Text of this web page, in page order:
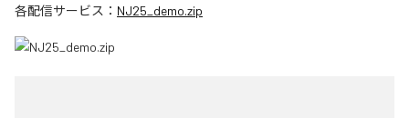
各配信サービス： NJ25_demo.zip